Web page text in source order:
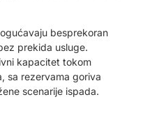
besprekoran
prekida usluge.
kapacitet tokom
sa rezervama goriva
scenarije ispada.